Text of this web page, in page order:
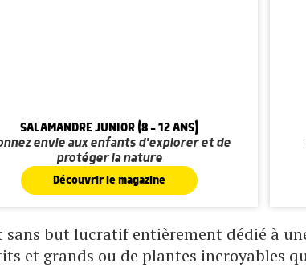
SALAMANDRE JUNIOR (8 - 12 ANS)
envie aux enfants d'explorer et de
protéger la nature
Découvrir le magazine
but lucratif entièrement dédié à
et grands ou de plantes incroyables